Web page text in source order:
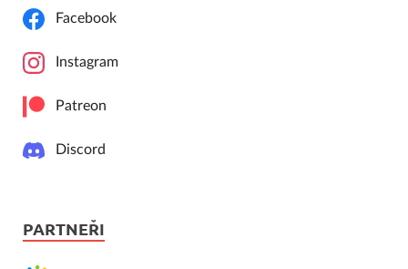
Facebook
Instagram
Patreon
Discord
PARTNEŘI